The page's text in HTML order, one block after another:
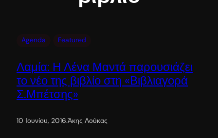
Agenda Featured
Λαμία: Η Λένα Μαντά παρουσιάζει
το νέο της βιβλίο στη «Βιβλιαγορά
Σ.Μπέτσης»
10 Ιουνίου, 2016.Άκης Λούκας